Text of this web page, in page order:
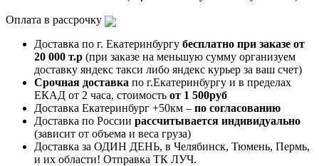
Оплата в рассрочку
Доставка по г. Екатеринбургу бесплатно при заказе от
20 000 т.р (при заказе на меньшую сумму организуем
доставку яндекс такси либо яндекс курьер за ваш счет)
Срочная доставка по г.Екатеринбургу и в пределах
ЕКАД от 2 часа, стоимость от 1 500руб
Доставка Екатеринбург +50км – по согласованию
Доставка по России рассчитывается индивидуально
(зависит от объема и веса груза)
Доставка за ОДИН ДЕНЬ, в Челябинск, Тюмень, Пермь,
и их области! Отправка ТК ЛУЧ.